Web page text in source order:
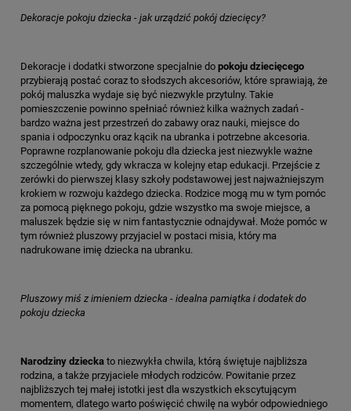
Dekoracje pokoju dziecka - jak urządzić pokój dziecięcy?
Dekoracje i dodatki stworzone specjalnie do pokoju dziecięcego
przybierają postać coraz to słodszych akcesoriów, które sprawiają, że
pokój maluszka wydaje się być niezwykle przytulny. Takie
pomieszczenie powinno spełniać również kilka ważnych zadań -
bardzo ważna jest przestrzeń do zabawy oraz nauki, miejsce do
spania i odpoczynku oraz kącik na ubranka i potrzebne akcesoria.
Poprawne rozplanowanie pokoju dla dziecka jest niezwykle ważne
szczególnie wtedy, gdy wkracza w kolejny etap edukacji. Przejście z
zerówki do pierwszej klasy szkoły podstawowej jest najważniejszym
krokiem w rozwoju każdego dziecka. Rodzice mogą mu w tym pomóc
za pomocą pięknego pokoju, gdzie wszystko ma swoje miejsce, a
maluszek będzie się w nim fantastycznie odnajdywał. Może pomóc w
tym również pluszowy przyjaciel w postaci misia, który ma
nadrukowane imię dziecka na ubranku.
Pluszowy miś z imieniem dziecka - idealna pamiątka i dodatek do
pokoju dziecka
Narodziny dziecka to niezwykła chwila, którą świętuje najbliższa
rodzina, a także przyjaciele młodych rodziców. Powitanie przez
najbliższych tej małej istotki jest dla wszystkich ekscytującym
momentem, dlatego warto poświęcić chwilę na wybór odpowiedniego